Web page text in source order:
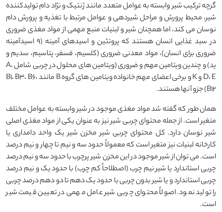
گرچه ترکیب شیر وابسته به عوامل متعدد مانند ژنتیک و نژاد دام تولیدکننده
شیر، محیط پرورش و مراحل شیردهی و عوامل مرتبط با تغذیه و پرورش دام
نوسان می کند، اما همچنان شیر و لبنیات منبع مهمی از مواد مغذی ضروری
در سبد غذایی انسان هستند که پروتئین و اسیدهای آمینه (۹ اسیدآمینه
ضروری برای انسان)، مواد معدنی ضروری (کلسیم، فسفر، پتاسیم، سدیم و
ید) و چندین ویتامین مهم و ضروری (ویتامین های محلول در چربی شامل A،
D، E و K و برخی اعضای مهم خانواده ویتامین های گروه B مانند B1، B3، B6،
B12) جزو آنها هستند.
همان طور که گفته شد مواد مغذی موجود در شیر وابسته به عوامل مختلف
متغیر است. از جمله محتوای چربی شیر نیز به عنوان یکی از مواد مغذی اصلی
شیر نوسان دارد. کل محتوای چربی شیر مخزن شیر یک واحد دامداری یا
کارخانه لبنیات نیز متغیر است که معمولاً حدود سه و نیم تا چهار و نیم درصد
است. می توان از شیر موجود در این مخزن شیر پرچرب با حدود سه و نیم درصد
چربی استاندارد یا شیر نیم چرب (اصطلاحاً کم چرب) با حدود یک و نیم درصد
چربی استاندارد و یا شیر بدون چربی با حدود یک دهم تا دو دهم درصد چربی
را تولید نمود. اصولاً محتوای چربی شیر عامل مهمی در تعیین قیمت شیر
است.